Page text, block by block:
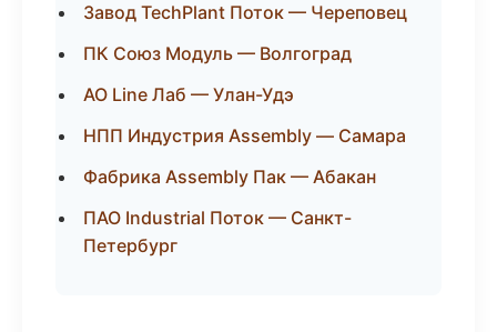
Завод TechPlant Поток — Череповец
ПК Союз Модуль — Волгоград
АО Line Лаб — Улан-Удэ
НПП Индустрия Assembly — Самара
Фабрика Assembly Пак — Абакан
ПАО Industrial Поток — Санкт-
Петербург